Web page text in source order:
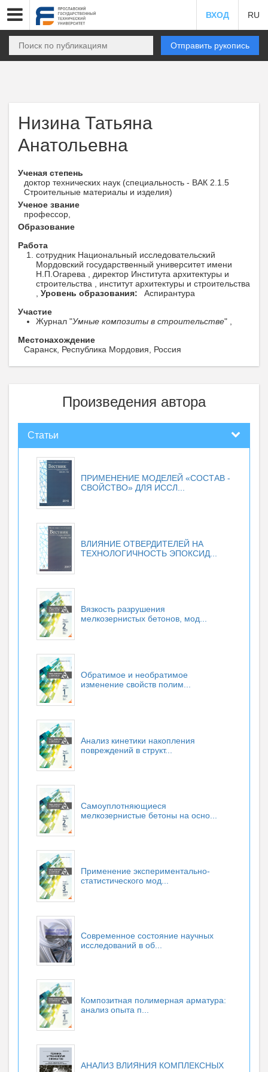
ВХОД RU
Отправить рукопись
Низина Татьяна
Анатольевна
Ученая степень
доктор технических наук (специальность - ВАК 2.1.5
Строительные материалы и изделия)
Ученое звание
профессор,
Образование
Работа
сотрудник Национальный исследовательский
Мордовский государственный университет имени
Н.П.Огарева , директор Института архитектуры и
строительства , институт архитектуры и строительства
Уровень образования:
Аспирантура
Участие
Журнал "Умные композиты в строительстве" ,
Местонахождение
Саранск, Республика Мордовия, Россия
Произведения автора
Статьи
ПРИМЕНЕНИЕ МОДЕЛЕЙ «СОСТАВ -
СВОЙСТВО» ДЛЯ ИССЛ...
ВЛИЯНИЕ ОТВЕРДИТЕЛЕЙ НА
ТЕХНОЛОГИЧНОСТЬ ЭПОКСИД...
Вязкость разрушения
мелкозернистых бетонов, мод...
Обратимое и необратимое
изменение свойств полим...
Анализ кинетики накопления
повреждений в структ...
Самоуплотняющиеся
мелкозернистые бетоны на осно...
Применение экспериментально-
статистического мод...
Современное состояние научных
исследований в об...
Композитная полимерная арматура:
анализ опыта п...
АНАЛИЗ ВЛИЯНИЯ КОМПЛЕКСНЫХ